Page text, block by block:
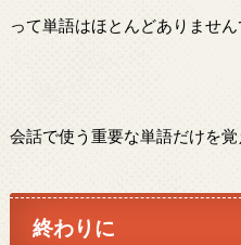
って単語はほとんどありません
会話で使う重要な単語だけを覚
終わりに